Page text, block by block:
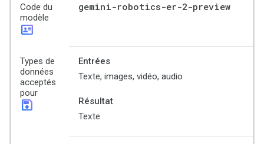
Code du
modèle
id_card
gemini-robotics-er-2-preview
Types de
données
acceptés
pour
save
Entrées
Texte, images, vidéo, audio
Résultat
Texte